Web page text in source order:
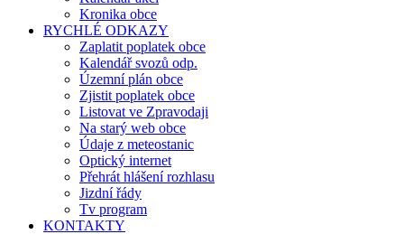
Kronika obce
RYCHLÉ ODKAZY
Zaplatit poplatek obce
Kalendář svozů odp.
Územní plán obce
Zjistit poplatek obce
Listovat ve Zpravodaji
Na starý web obce
Údaje z meteostanic
Optický internet
Přehrát hlášení rozhlasu
Jizdní řády
Tv program
KONTAKTY